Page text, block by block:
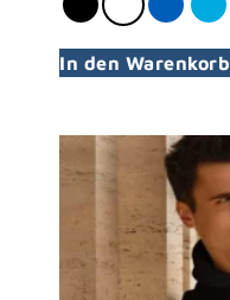
In den Warenkorb